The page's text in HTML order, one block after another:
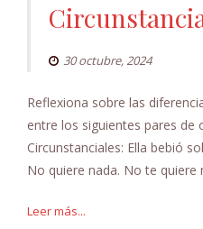
30 octubre, 2024
Reflexiona sobre las
entre los siguientes pares
Circunstanciales: Ella bebió
No quiere nada. No te quiere
Leer más...